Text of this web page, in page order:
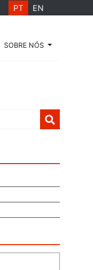
PT EN
SOBRE NÓS